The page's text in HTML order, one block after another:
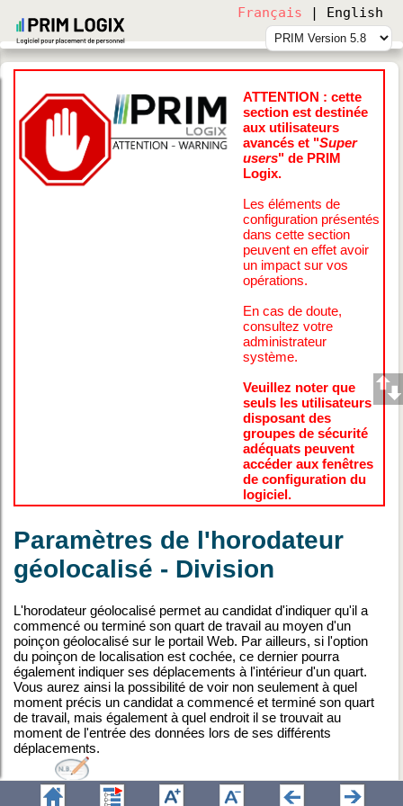
Service de support aux utilisateurs
Français | English
ATTENTION : cette
section est destinée
aux utilisateurs
avancés et "Super
users" de PRIM
Logix.
Les éléments de
configuration présentés
dans cette section
peuvent en effet avoir
un impact sur vos
opérations.
En cas de doute,
consultez votre
administrateur
système.
Veuillez noter que
seuls les utilisateurs
disposant des
groupes de sécurité
adéquats peuvent
accéder aux fenêtres
de configuration du
logiciel.
Paramètres de l'horodateur
géolocalisé - Division
L'horodateur géolocalisé permet au candidat d'indiquerqu'il a
commencé ou terminé son quart de travail au moyen d'un
poinçon géolocalisé sur le portail Web. Par ailleurs, si l'option
du poinçon de localisation est cochée, ce dernier pourra
également indiquer ses déplacements à l'intérieur d'un quart.
Vous aurez ainsi la possibilité de voir non seulement à quel
moment précis un candidat a commencé et terminé son quart
de travail, mais également à quel endroit il se trouvait au
moment de l'entrée des données lors de ses différents
déplacements.
Un rayon d'action peut être défini pour la
géolocalisation, vous permettant de voir rapidement